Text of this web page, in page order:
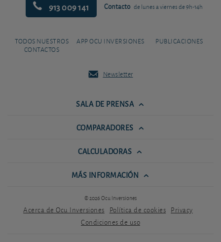
913 009 141 Contacto de lunes a viernes de 9h-14h
TODOS NUESTROS
CONTACTOS
APP OCU INVERSIONES PUBLICACIONES
Newsletter
SALA DE PRENSA
COMPARADORES
CALCULADORAS
MÁS INFORMACIÓN
© 2026 Ocu Inversiones
Acerca de Ocu Inversiones Política de cookies Privacy
Condiciones de uso